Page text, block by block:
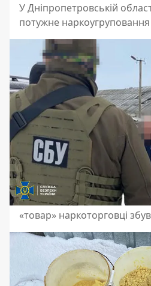
У Дніпропетровській
потужне наркоугруповання
«товар» наркоторговці